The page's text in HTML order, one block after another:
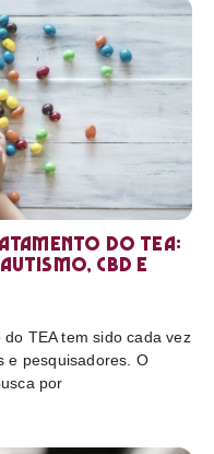
do TEA:
CBD e
TEA tem sido cada vez
e pesquisadores. O
por